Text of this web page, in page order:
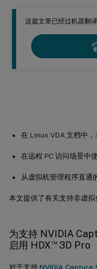
这篇文章已经过机器翻
在 Linux VDA 文档中，
在远程 PC 访问场景中
从虚拟机管理程序直通
本文提供了有关支持非虚拟
为支持 NVIDIA
启用 HDX™3D Pro
对于支持 NVIDIA Capture
步骤 4：修改 Xorg
远程 PC 访问 VDA 的显示器消隐
故障排除